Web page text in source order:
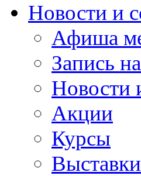
Новости и
Афиша
Запись
Новости
Акции
Курсы
Выставки